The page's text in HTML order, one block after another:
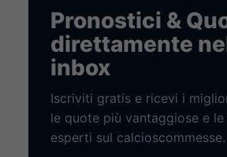
Pronostici &
direttamente
inbox
Iscriviti gratis e ricevi i
le quote più vantaggiose e
esperti sul calcioscommesse.